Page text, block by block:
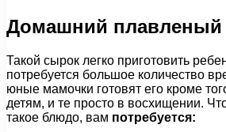
Домашний плавленый
Такой сырок легко приготовить
потребуется большое количество
юные мамочки готовят его кроме
детям, и те просто в восхищении.
такое блюдо, вам потребуется: